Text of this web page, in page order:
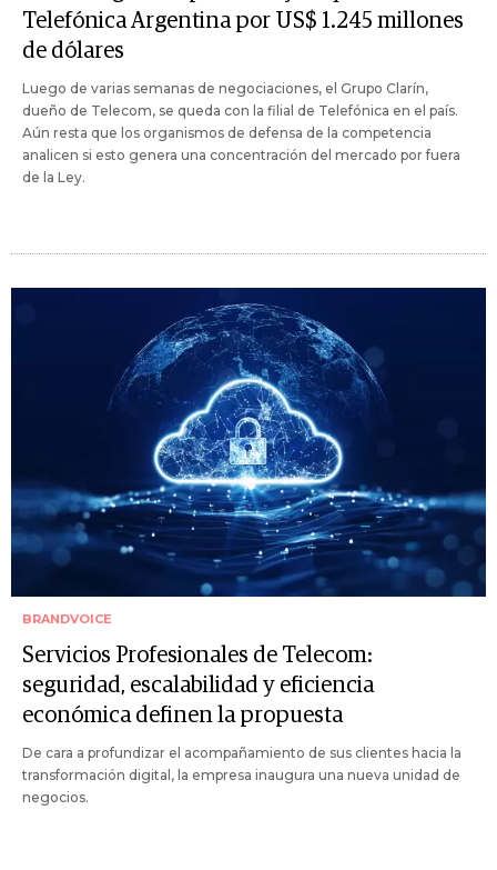
Telefónica Argentina por US$ 1.245 millones
de dólares
Luego de varias semanas de negociaciones, el Grupo Clarín,
dueño de Telecom, se queda con la filial de Telefónica en el país.
Aún resta que los organismos de defensa de la competencia
analicen si esto genera una concentración del mercado por fuera
de la Ley.
BRANDVOICE
Servicios Profesionales de Telecom:
seguridad, escalabilidad y eficiencia
económica definen la propuesta
De cara a profundizar el acompañamiento de sus clientes hacia la
transformación digital, la empresa inaugura una nueva unidad de
negocios.